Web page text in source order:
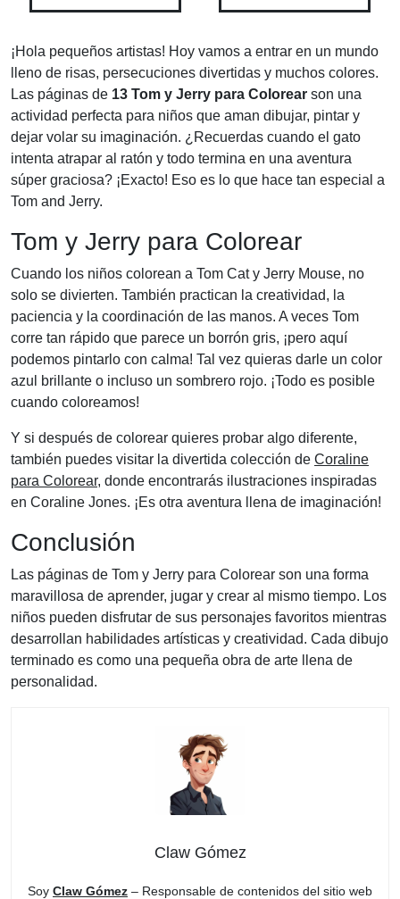
¡Hola pequeños artistas! Hoy vamos a entrar en un mundo
lleno de risas, persecuciones divertidas y muchos colores.
Las páginas de 13 Tom y Jerry para Colorear son una
actividad perfecta para niños que aman dibujar, pintar y
dejar volar su imaginación. ¿Recuerdas cuando el gato
intenta atrapar al ratón y todo termina en una aventura
súper graciosa? ¡Exacto! Eso es lo que hace tan especial a
Tom and Jerry.
Tom y Jerry para Colorear
Cuando los niños colorean a Tom Cat y Jerry Mouse, no
solo se divierten. También practican la creatividad, la
paciencia y la coordinación de las manos. A veces Tom
corre tan rápido que parece un borrón gris, ¡pero aquí
podemos pintarlo con calma! Tal vez quieras darle un color
azul brillante o incluso un sombrero rojo. ¡Todo es posible
cuando coloreamos!
Y si después de colorear quieres probar algo diferente,
también puedes visitar la divertida colección de Coraline
para Colorear, donde encontrarás ilustraciones inspiradas
en Coraline Jones. ¡Es otra aventura llena de imaginación!
Conclusión
Las páginas de Tom y Jerry para Colorear son una forma
maravillosa de aprender, jugar y crear al mismo tiempo. Los
niños pueden disfrutar de sus personajes favoritos mientras
desarrollan habilidades artísticas y creatividad. Cada dibujo
terminado es como una pequeña obra de arte llena de
personalidad.
Claw Gómez
Soy Claw Gómez – Responsable de contenidos del sitio web